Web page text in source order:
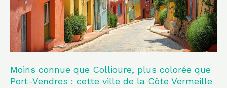
Moins connue que Collioure, plus colorée que
Port-Vendres : cette ville de la Côte Vermeille
que
Port-
Vendres
:
cette
ville